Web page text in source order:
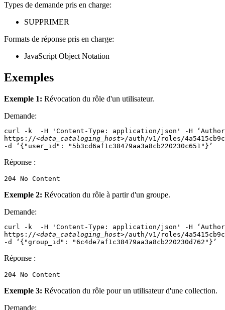
Types de demande pris en charge:
SUPPRIMER
Formats de réponse pris en charge:
JavaScript Object Notation
Exemples
Exemple 1: Révocation du rôle d'un utilisateur.
Demande:
curl -k  -H 'Content-Type: application/json' -H
https://<data_cataloging_host>/auth/v1/roles/
-d ‘{"user_id": "5b3cd6af1c38479aa3a8cb220230c651"}’
Réponse :
Exemple 2: Révocation du rôle à partir d'un groupe.
Demande:
curl -k  -H 'Content-Type: application/json' -H
https://<data_cataloging_host>/auth/v1/roles/
-d ‘{"group_id": "6c4de7af1c38479aa3a8cb220230d762"}’
Réponse :
Exemple 3: Révocation du rôle pour un utilisateur d'une collection.
Demande: